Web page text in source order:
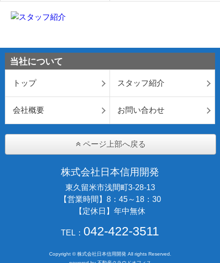
当社について
トップ スタッフ紹介
会社概要 お問い合わせ
ページ上部へ戻る
株式会社日本信用開発
東久留米市浅間町3-28-13
【営業時間】8：45～18：30
【定休日】年中無休
TEL： 042-422-3511
Copyright © 株式会社日本信用開発 All rights Reserved.